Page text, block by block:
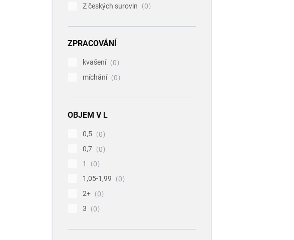
Z českých surovin
0
ZPRACOVÁNÍ
kvašení
0
míchání
0
OBJEM V L
0,5
0
0,7
0
1
0
1,05-1,99
0
2+
0
3
0